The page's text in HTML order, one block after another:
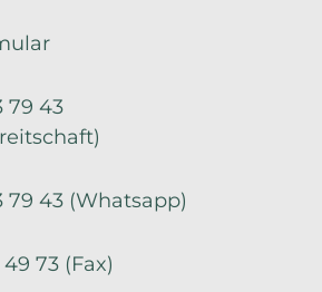
79 43
79 43 (Whatsapp)
73 (Fax)